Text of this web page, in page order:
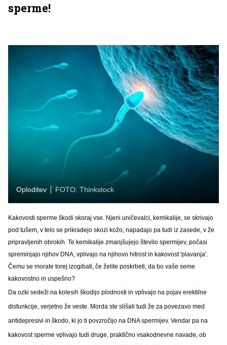
sperme!
Oploditev FOTO: Thinkstock
Kakovosti sperme škodi skoraj vse. Njeni uničevalci, kemikalije, se skrivajo
pod tušem, v telo se prikradejo skozi kožo, napadajo pa tudi iz zasede, v že
pripravljenih obrokih. Te kemikalije zmanjšujejo število spermijev, počasi
spreminjajo njihov DNA, vplivajo na njihovo hitrost in kakovost 'plavanja'.
Čemu se morate torej izogibati, če želite poskrbeti, da bo vaše seme
kakovostno in uspešno?
Da ozki sedeži na kolesih škodijo plodnosti in vplivajo na pojav erektilne
disfunkcije, verjetno že veste. Morda ste slišali tudi že za povezavo med
antidepresivi in škodo, ki jo ti povzročijo na DNA spermijev. Vendar pa na
kakovost sperme vplivajo tudi druge, praktično vsakodnevne navade, ob